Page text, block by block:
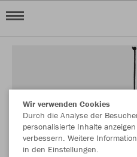
Wir verwenden Cookies
Durch die Analyse der
personalisierte Inhalte
verbessern. Weitere
in den Einstellungen.